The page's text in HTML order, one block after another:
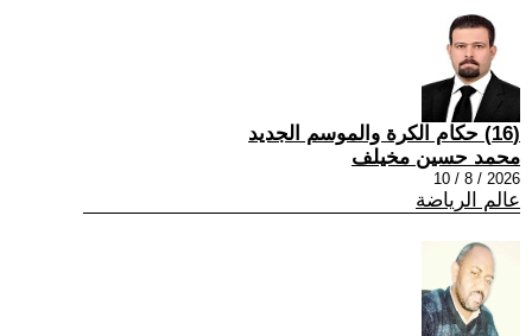
(16) حكام الكرة والموسم الجديد
محمد حسين مخيلف
2026 / 8 / 10
عالم الرياضة